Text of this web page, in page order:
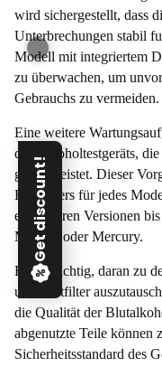
wird sichergestellt, dass
Unterbrechungen stabil
Modell mit integriertem
zu überwachen, um
Gebrauchs zu vermeiden.
Eine weitere
des Alkoholtestgeräts,
gewährleistet. Dieser
Herstellers für jedes
einfacheren Versionen
Mark X oder Mercury.
Es ist wichtig, daran zu
und Luftfilter
die Qualität der
abgenutzte Teile können
Sicherheitsstandard des
Get discount!